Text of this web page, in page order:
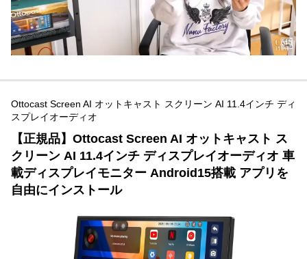
Ottocast Screen AI オットキャスト スクリーン AI 11.4インチ ディ
スプレイオーディオ
【正規品】Ottocast Screen AI オットキャスト ス
クリーン AI 11.4インチ ディスプレイオーディオ 車
載ディスプレイモニター Android15搭載 アプリを
自由にインストール